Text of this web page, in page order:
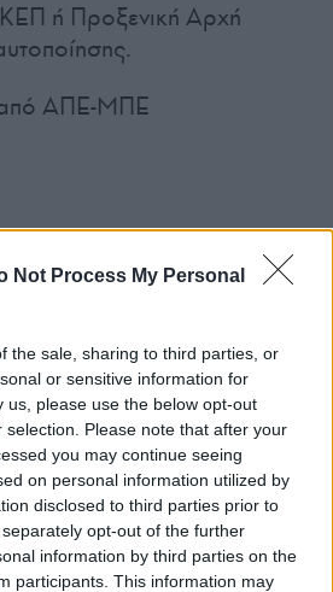
Not Process My Personal
the sale, sharing to third parties, or
or sensitive information for
us, please use the below opt-out
Please note that after your
you may continue seeing
on personal information utilized by
disclosed to third parties prior to
opt-out of the further
information by third parties on the
participants. This information may
ή Προξενική Αρχή
ΑΠΕ-ΜΠΕ
μας στοGoogle
ΑΚΟΜΗ